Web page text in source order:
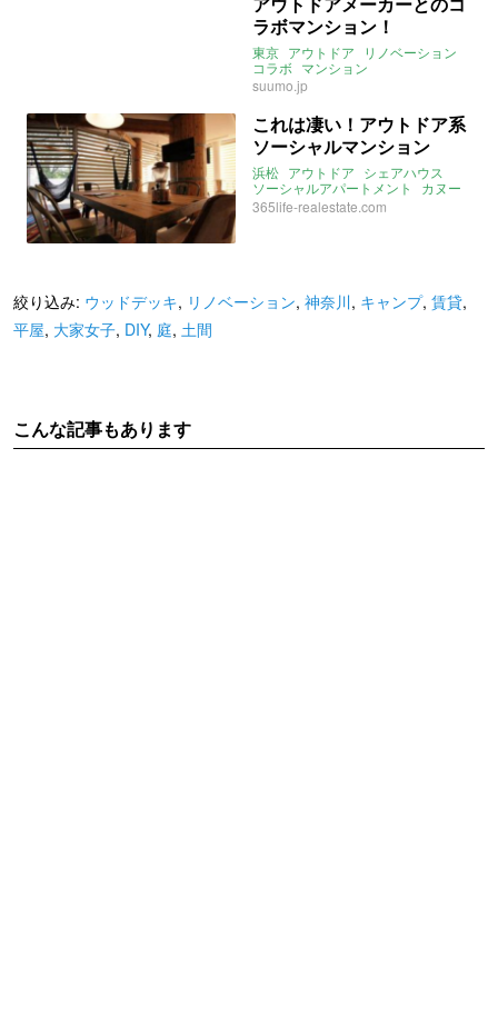
ラボマンション！
東京 アウトドア
リノベーション
コラボ マンション
suumo.jp
これは凄い！アウトドア系
ソーシャルマンション
浜松 アウトドア シェアハウス
ソーシャルアパートメント
カヌー
BBQ キャンプ スクリーン
2016年5月のおすすめ
365life-realestate.com
絞り込み: ウッドデッキ, リノベーション, 神奈川, キャンプ, 賃貸,
平屋, 大家女子, DIY, 庭, 土間
こんな記事もあります